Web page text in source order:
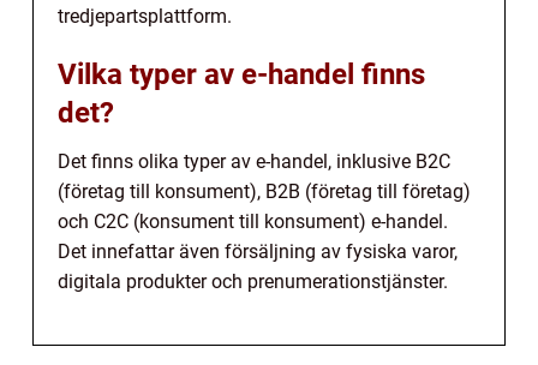
tredjepartsplattform.
Vilka typer av e-handel finns
det?
Det finns olika typer av e-handel, inklusive B2C
(företag till konsument), B2B (företag till företag)
och C2C (konsument till konsument) e-handel.
Det innefattar även försäljning av fysiska varor,
digitala produkter och prenumerationstjänster.